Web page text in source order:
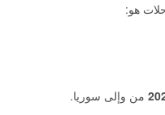
هو:
من وإلى سوريا.